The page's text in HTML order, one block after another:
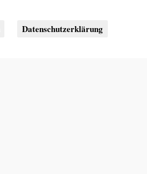
Datenschutzerklärung